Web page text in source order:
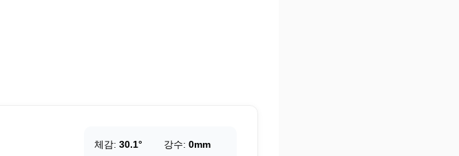
체감: 30.1° 강수: 0mm